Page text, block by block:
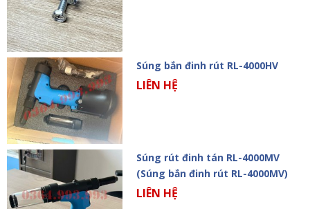
Súng bắn đinh rút RL-4000HV
LIÊN HỆ
Súng rút đinh tán RL-4000MV
(Súng bắn đinh rút RL-4000MV)
LIÊN HỆ